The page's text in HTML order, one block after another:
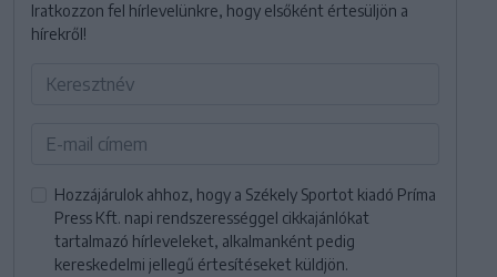
Iratkozzon fel hírlevelünkre, hogy elsőként értesüljön a
hírekről!
Hozzájárulok ahhoz, hogy a Székely Sportot kiadó Príma
Press Kft. napi rendszerességgel cikkajánlókat
tartalmazó hírleveleket, alkalmanként pedig
kereskedelmi jellegű értesítéseket küldjön.